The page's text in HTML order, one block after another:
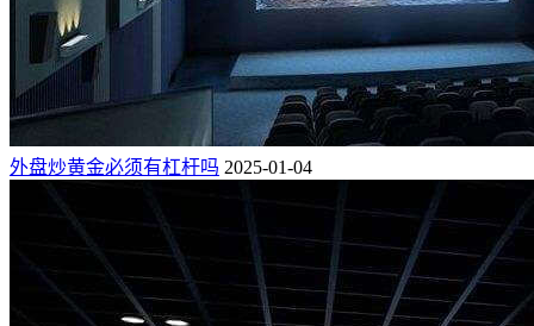
外盘炒黄金必须有杠杆吗 2025-01-04